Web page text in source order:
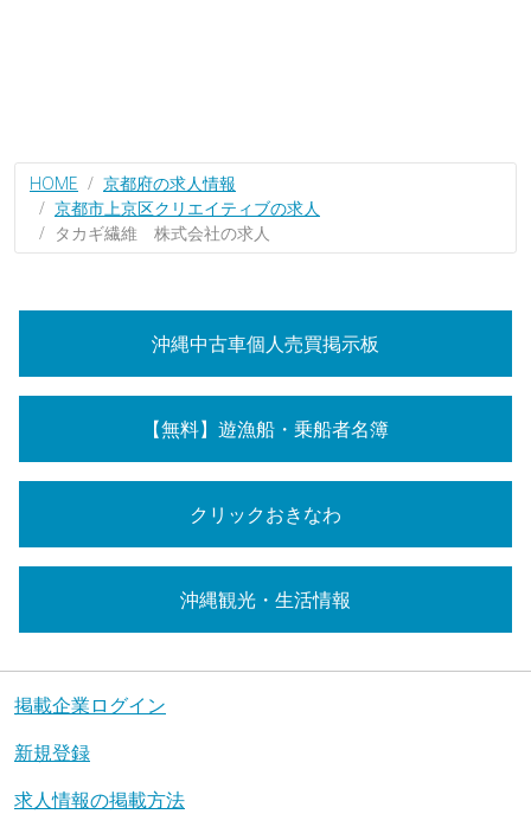
HOME
京都府の求人情報
京都市上京区クリエイティブの求人
タカギ繊維 株式会社の求人
沖縄中古車個人売買掲示板
【無料】遊漁船・乗船者名簿
クリックおきなわ
沖縄観光・生活情報
掲載企業ログイン
新規登録
求人情報の掲載方法